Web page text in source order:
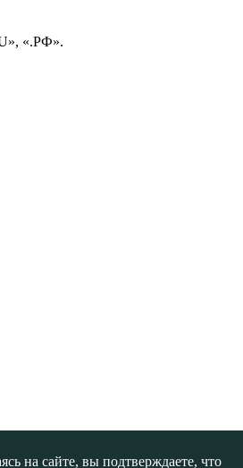
«.РФ».
на сайте, вы подтверждаете, что